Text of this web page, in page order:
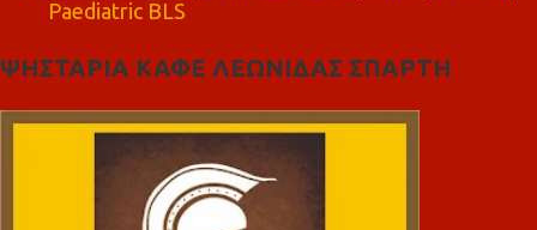
Paediatric BLS
ΨΗΣΤΑΡΙΑ ΚΑΦΕ ΛΕΩΝΙΔΑΣ ΣΠΑΡΤΗ